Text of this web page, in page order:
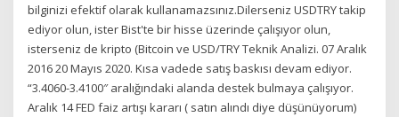
bilginizi efektif olarak kullanamazsınız.Dilerseniz USDTRY takip
ediyor olun, ister Bist'te bir hisse üzerinde çalışıyor olun,
isterseniz de kripto (Bitcoin ve USD/TRY Teknik Analizi. 07 Aralık
2016 20 Mayıs 2020. Kısa vadede satış baskısı devam ediyor.
“3.4060-3.4100″ aralığındaki alanda destek bulmaya çalışıyor.
Aralık 14 FED faiz artışı kararı ( satın alındı diye düşünüyorum)